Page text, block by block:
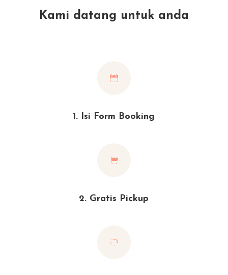
Kami datang untuk anda

1. Isi Form Booking

2. Gratis Pickup
